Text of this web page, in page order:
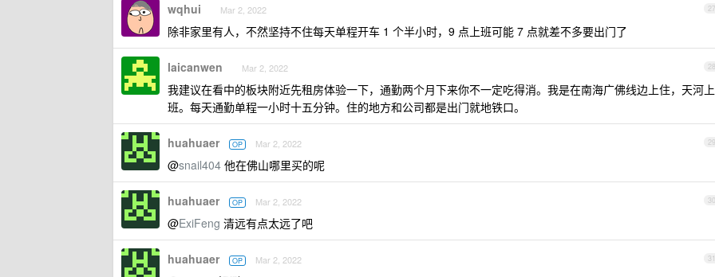
27
wqhui Mar 2, 2022
除非家里有人，不然坚持不住每天单程开车 1 个半小时，9 点上班可能 7 点就差不多要出门了
28
laicanwen Mar 2, 2022
我建议在看中的板块附近先租房体验一下，通勤两个月下来你不一定吃得消。我是在南海广佛线边上住，天河上
班。每天通勤单程一小时十五分钟。住的地方和公司都是出门就地铁口。
29
huahuaer OP Mar 2, 2022
@snail404 他在佛山哪里买的呢
30
huahuaer OP Mar 2, 2022
@ExiFeng 清远有点太远了吧
31
huahuaer OP Mar 2, 2022